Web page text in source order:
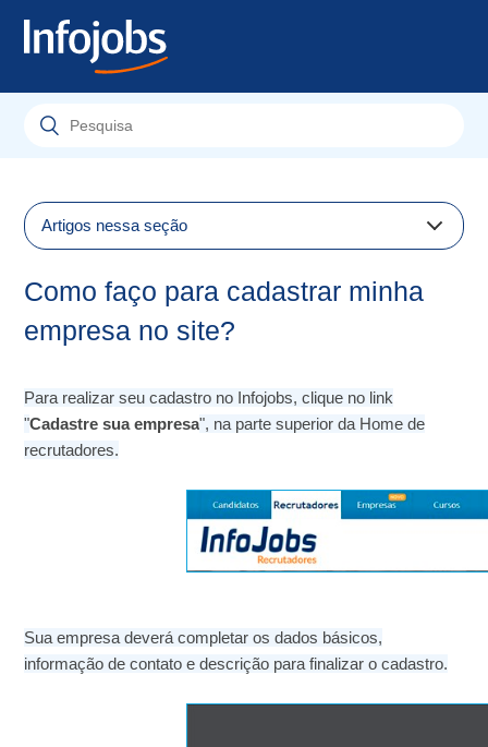
Artigos nessa seção
Infojobs?
mail?
Como faço para receber os currículos?
Como faço para cadastrar minha
empresa no site?
Para realizar seu cadastro no Infojobs, clique no link
"Cadastre sua empresa", na parte superior da Home de
recrutadores.
Sua empresa deverá completar os dados básicos,
informação de contato e descrição para finalizar o cadastro.